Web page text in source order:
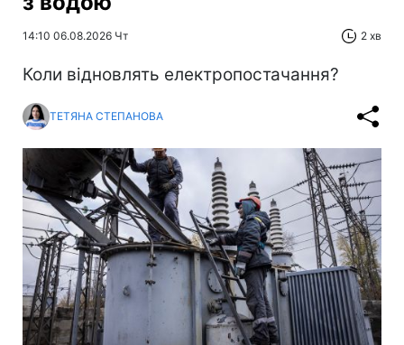
14:10 06.08.2026 Чт 2 хв
Коли відновлять електропостачання?
ТЕТЯНА СТЕПАНОВА